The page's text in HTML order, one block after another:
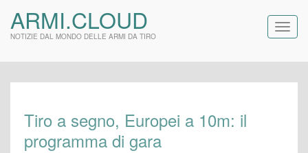
ARMI.CLOUD
NOTIZIE DAL MONDO DELLE ARMI DA TIRO
Tiro a segno, Europei a 10m: il
programma di gara